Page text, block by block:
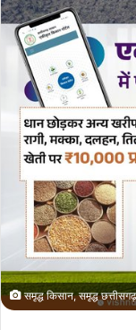
समृद्ध किसान, समृद्ध छत्तीसगढ़